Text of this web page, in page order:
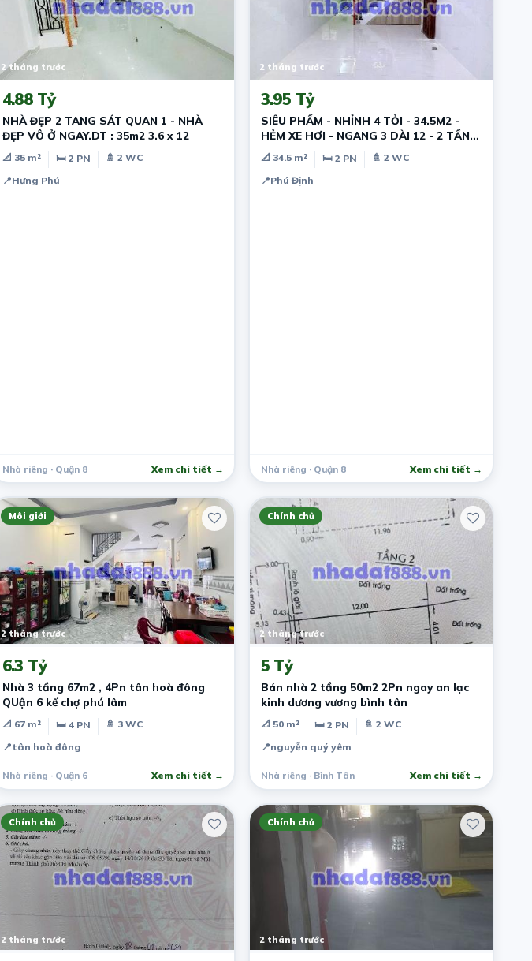
2 tháng trước
4.88 Tỷ
NHÀ ĐẸP 2 TANG SÁT QUAN 1 - NHÀ
ĐẸP VÔ Ở NGAY.DT : 35m2 3.6 x 12
📐 35 m² 🛏 2 PN
🚿 2 WC
📍Hưng Phú
Nhà riêng · Quận 8 Xem chi tiết →
2 tháng trước
3.95 Tỷ
SIÊU PHẨM - NHỈNH 4 TỎI - 34.5M2 -
HẺM XE HƠI - NGANG 3 DÀI 12 - 2 TẦNG
- 2PN,2WC
📐 34.5 m² 🛏 2 PN
🚿 2 WC
📍Phú Định
Nhà riêng · Quận 8 Xem chi tiết →
Môi giới
2 tháng trước
6.3 Tỷ
Nhà 3 tầng 67m2 , 4Pn tân hoà đông
QUận 6 kế chợ phú lâm
📐 67 m² 🛏 4 PN
🚿 3 WC
📍tân hoà đông
Nhà riêng · Quận 6 Xem chi tiết →
Chính chủ
2 tháng trước
5 Tỷ
Bán nhà 2 tầng 50m2 2Pn ngay an lạc
kinh dương vương bình tân
📐 50 m² 🛏 2 PN
🚿 2 WC
📍nguyễn quý yêm
Nhà riêng · Bình Tân Xem chi tiết →
Chính chủ
2 tháng trước
Chính chủ
2 tháng trước